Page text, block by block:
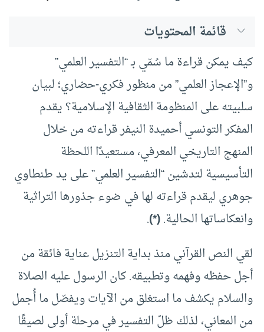
قائمة المحتويات
كيف يمكن قراءة ما سُمّي بـ “التفسير العلمي”
و”الإعجاز العلمي” من منظور فكري-حضاري؛ لبيان
سلبيته على المنظومة الثقافية الإسلامية؟ يقدم
المفكر التونسي أحميدة النيفر قراءته من خلال
المنهج التاريخي المعرفي، مستعيدًا اللحظة
التأسيسية لتدشين “التفسير العلمي” على يد طنطاوي
جوهري ليقدم قراءته لها في ضوء جذورها التراثية
وانعكاساتها الحالية.(*)
.
لقي النص القرآني منذ بداية التنزيل عناية فائقة من
أجل حفظه وفهمه وتطبيقه. كان الرسول عليه الصلاة
والسلام يكشف ما استغلق من الآيات ويفصّل ما أُجمل
من المعاني، لذلك ظلّ التفسير في مرحلة أولى لصيقًا